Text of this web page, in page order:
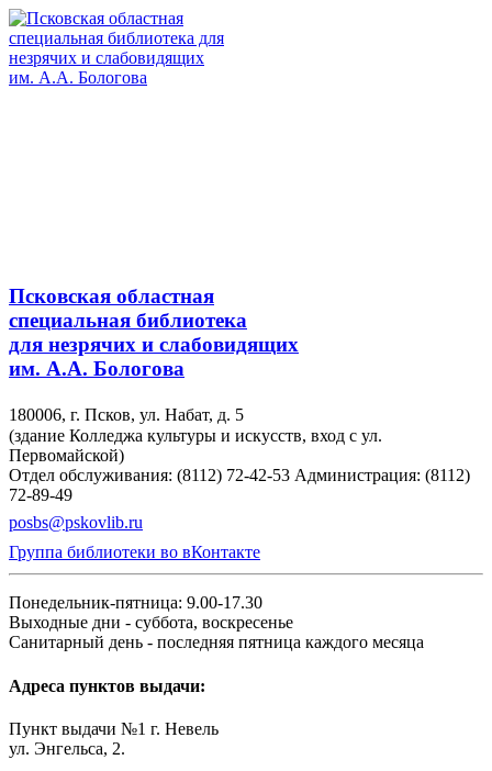
Псковская областная
специальная библиотека
для незрячих и слабовидящих
им. А.А. Бологова
180006, г. Псков, ул. Набат, д. 5
(здание Колледжа культуры и искусств, вход с ул.
Первомайской)
Отдел обслуживания: (8112) 72-42-53 Администрация: (8112)
72-89-49
posbs@pskovlib.ru
Группа библиотеки во вКонтакте
Понедельник-пятница: 9.00-17.30
Выходные дни - суббота, воскресенье
Санитарный день - последняя пятница каждого месяца
Адреса пунктов выдачи:
Пункт выдачи №1 г. Невель
ул. Энгельса, 2.